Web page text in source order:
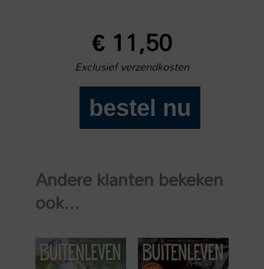
€11,50
Exclusief verzendkosten
Buitenleven
2024-
bestel nu
Andere klanten bekeken
ook...